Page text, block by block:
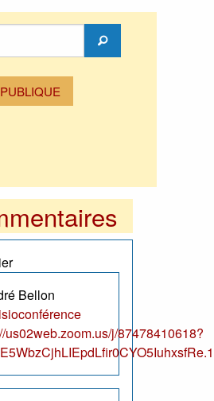
Rechercher
Bellon
us02web.zoom.us/j/87478410618?